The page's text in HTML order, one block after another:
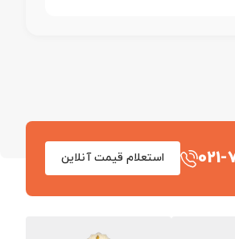
استعلام قیمت آنلاین